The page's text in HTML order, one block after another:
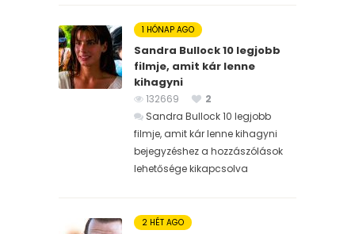
1 HÓNAP AGO
Sandra Bullock 10 legjobb
filmje, amit kár lenne
kihagyni
132669
2
Sandra Bullock 10 legjobb
filmje, amit kár lenne kihagyni
bejegyzéshez a hozzászólások
lehetősége kikapcsolva
2 HÉT AGO